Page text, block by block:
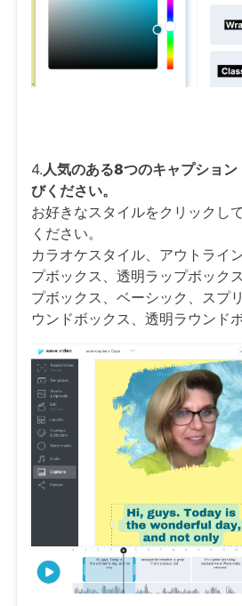
4. 人気のある8つのキャプショ
びください。
お好きなスタイルをクリックし
ください。
カラオケスタイル、アウトライ
プボックス、透明ラップボック
プボックス、ベーシック、スプ
ウンドボックス、透明ラウンド